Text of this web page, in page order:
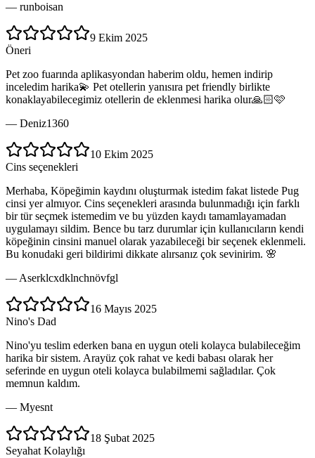
— runboisan
9 Ekim 2025
Öneri
Pet zoo fuarında aplikasyondan haberim oldu, hemen indirip
inceledim harika💫 Pet otellerin yanısıra pet friendly birlikte
konaklayabilecegimiz otellerin de eklenmesi harika olur🙏🏻🩷
— Deniz1360
10 Ekim 2025
Cins seçenekleri
Merhaba, Köpeğimin kaydını oluşturmak istedim fakat listede Pug
cinsi yer almıyor. Cins seçenekleri arasında bulunmadığı için farklı
bir tür seçmek istemedim ve bu yüzden kaydı tamamlayamadan
uygulamayı sildim. Bence bu tarz durumlar için kullanıcıların kendi
köpeğinin cinsini manuel olarak yazabileceği bir seçenek eklenmeli.
Bu konudaki geri bildirimi dikkate alırsanız çok sevinirim. 🌸
— Aserklcxdklnchnövfgl
16 Mayıs 2025
Nino's Dad
Nino'yu teslim ederken bana en uygun oteli kolayca bulabileceğim
harika bir sistem. Arayüz çok rahat ve kedi babası olarak her
seferinde en uygun oteli kolayca bulabilmemi sağladılar. Çok
memnun kaldım.
— Myesnt
18 Şubat 2025
Seyahat Kolaylığı